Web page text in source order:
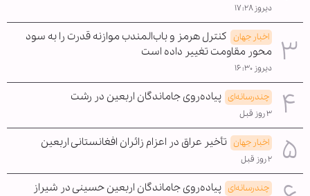
دیروز ۱۷:۲۸
اخبار جهان کنترل هرمز و باب‌المندب موازنه قدرت را به سود
محور مقاومت تغییر داده است
دیروز ۱۶:۳۰
چندرسانه‌ای پیاده‌روی جاماندگان اربعین در رشت
۳ روز قبل
اخبار جهان تأخیر عراق در اعزام زائران افغانستانی اربعین
۲ روز قبل
چندرسانه‌ای پیاده‌روی جاماندگان اربعین حسینی در شیراز